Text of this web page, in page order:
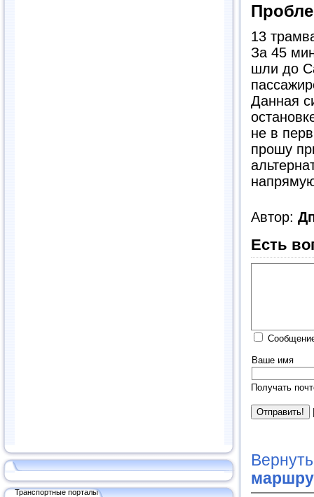
Транспортные порталы
13
За 45
шли до
Данная
не в
прошу
Автор:
Есть
Ваше имя
Получать